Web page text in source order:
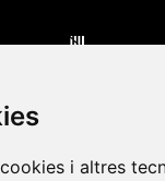
i altres